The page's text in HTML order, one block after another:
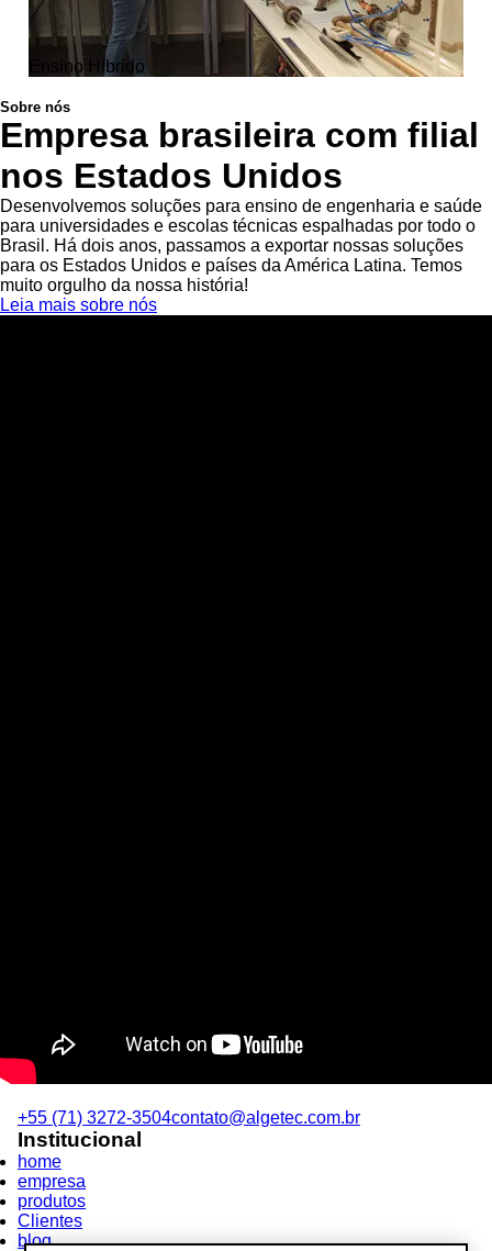
Ensino Híbrido
Sobre nós
Empresa brasileira com filial
nos Estados Unidos
Desenvolvemos soluções para ensino de engenharia e saúde
para universidades e escolas técnicas espalhadas por todo o
Brasil. Há dois anos, passamos a exportar nossas soluções
para os Estados Unidos e países da América Latina. Temos
muito orgulho da nossa história!
Leia mais sobre nós
+55 (71) 3272-3504contato@algetec.com.br
Institucional
home
empresa
produtos
Clientes
blog